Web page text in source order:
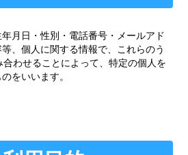
月日・性別・電話番号・メールアド
、個人に関する情報で、これらのう
わせることによって、特定の個人を
をいいます。